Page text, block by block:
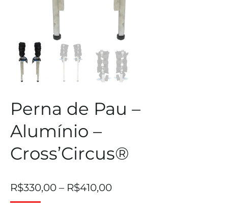
Perna de Pau –
Alumínio –
Cross’Circus®
R$330,00 – R$410,00